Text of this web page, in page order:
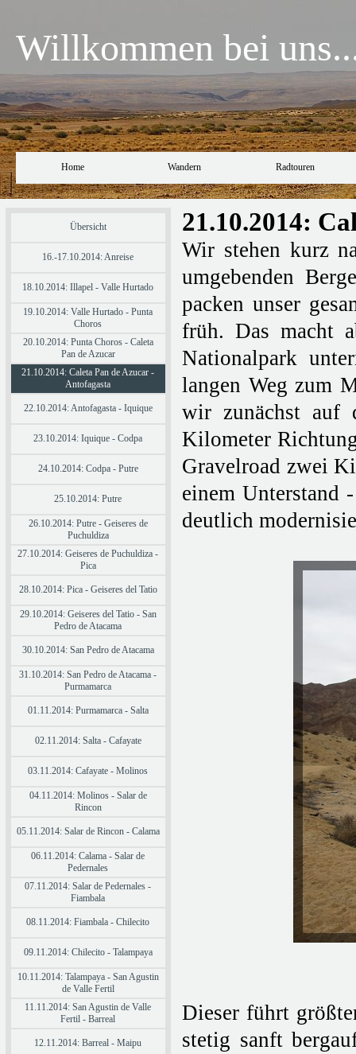
Home Wandern Radtouren
Willkommen bei
Übersicht
16.-17.10.2014: Anreise
18.10.2014: Illapel - Valle Hurtado
19.10.2014: Valle Hurtado - Punta
Choros
20.10.2014: Punta Choros - Caleta
Pan de Azucar
21.10.2014: Caleta Pan de Azucar -
Antofagasta
22.10.2014: Antofagasta - Iquique
23.10.2014: Iquique - Codpa
24.10.2014: Codpa - Putre
25.10.2014: Putre
26.10.2014: Putre - Geiseres de
Puchuldiza
27.10.2014: Geiseres de Puchuldiza -
Pica
28.10.2014: Pica - Geiseres del Tatio
29.10.2014: Geiseres del Tatio - San
Pedro de Atacama
30.10.2014: San Pedro de Atacama
31.10.2014: San Pedro de Atacama -
Purmamarca
01.11.2014: Purmamarca - Salta
02.11.2014: Salta - Cafayate
03.11.2014: Cafayate - Molinos
04.11.2014: Molinos - Salar de
Rincon
05.11.2014: Salar de Rincon - Calama
06.11.2014: Calama - Salar de
Pedernales
07.11.2014: Salar de Pedernales -
Fiambala
08.11.2014: Fiambala - Chilecito
09.11.2014: Chilecito - Talampaya
10.11.2014: Talampaya - San Agustin
de Valle Fertil
11.11.2014: San Agustin de Valle
Fertil - Barreal
12.11.2014: Barreal - Maipu
21.10.2014:
Wir stehen kurz
umgebenden
packen unser
früh. Das macht
Nationalpark
langen Weg zum
wir zunächst auf
Kilometer
Gravelroad zwei
einem Unterstand
deutlich
Dieser führt
stetig sanft